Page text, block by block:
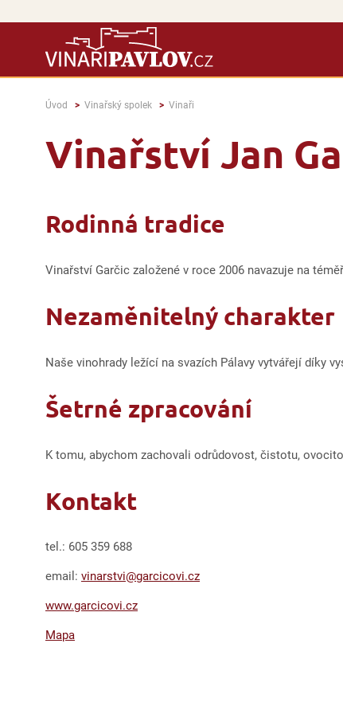
Úvod Vinařský spolek Vinaři
Vinařství Jan
Rodinná tradice
Vinařství Garčic založené v roce 2006 navazuje na
Nezaměnitelný charakter
Naše vinohrady ležící na svazích Pálavy vytvářejí díky
Šetrné zpracování
K tomu, abychom zachovali odrůdovost, čistotu,
Kontakt
tel.: 605 359 688
email: vinarstvi@garcicovi.cz
www.garcicovi.cz
Mapa